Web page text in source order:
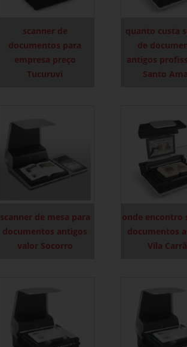
scanner de
documentos para
empresa preço
Tucuruvi
quanto custa
de
antigos
Santo
scanner de mesa para
documentos antigos
valor Socorro
onde encontro
documentos
Vila